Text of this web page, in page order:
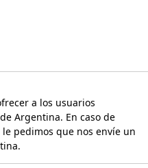
a los usuarios
Argentina. En caso de
pedimos que nos envíe un